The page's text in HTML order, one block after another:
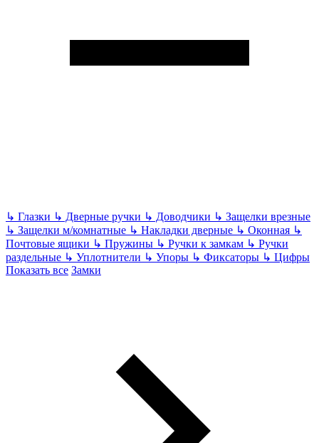
↳ Глазки ↳ Дверные ручки ↳ Доводчики ↳ Защелки врезные
↳ Защелки м/комнатные ↳ Накладки дверные ↳ Оконная ↳
Почтовые ящики ↳ Пружины ↳ Ручки к замкам ↳ Ручки
раздельные ↳ Уплотнители ↳ Упоры ↳ Фиксаторы ↳ Цифры
Показать все Замки